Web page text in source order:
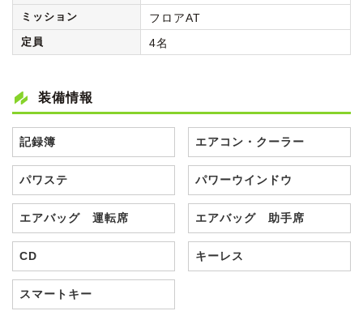
ミッション フロアAT
定員 4名
装備情報
記録簿 エアコン・クーラー
パワステ パワーウインドウ
エアバッグ 運転席 エアバッグ 助手席
CD キーレス
スマートキー